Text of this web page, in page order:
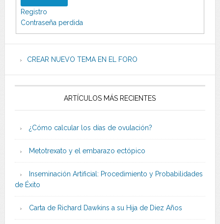
Registro
Contraseña perdida
CREAR NUEVO TEMA EN EL FORO
ARTÍCULOS MÁS RECIENTES
¿Cómo calcular los días de ovulación?
Metotrexato y el embarazo ectópico
Inseminación Artificial: Procedimiento y Probabilidades
de Éxito
Carta de Richard Dawkins a su Hija de Diez Años